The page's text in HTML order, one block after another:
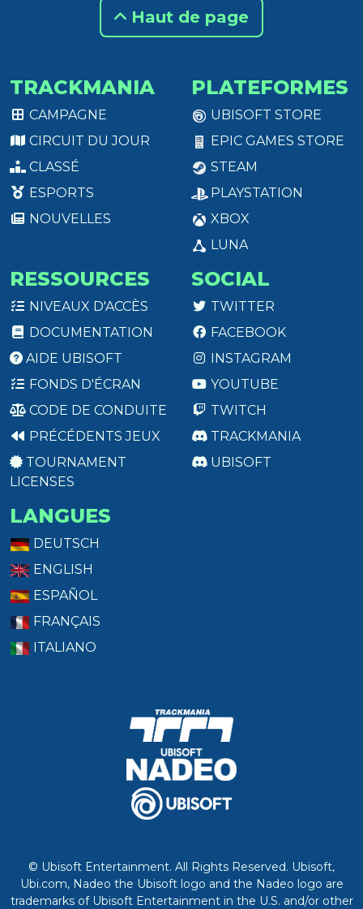
Haut de page
TRACKMANIA
CAMPAGNE
CIRCUIT DU JOUR
CLASSÉ
ESPORTS
NOUVELLES
PLATEFORMES
UBISOFT STORE
EPIC GAMES STORE
STEAM
PLAYSTATION
XBOX
LUNA
RESSOURCES
NIVEAUX D'ACCÈS
DOCUMENTATION
AIDE UBISOFT
FONDS D'ÉCRAN
CODE DE CONDUITE
PRÉCÉDENTS JEUX
TOURNAMENT
LICENSES
SOCIAL
TWITTER
FACEBOOK
INSTAGRAM
YOUTUBE
TWITCH
TRACKMANIA
UBISOFT
LANGUES
DEUTSCH
ENGLISH
ESPAÑOL
FRANÇAIS
ITALIANO
© Ubisoft Entertainment. All Rights Reserved. Ubisoft,
Ubi.com, Nadeo the Ubisoft logo and the Nadeo logo are
trademarks of Ubisoft Entertainment in the U.S. and/or other